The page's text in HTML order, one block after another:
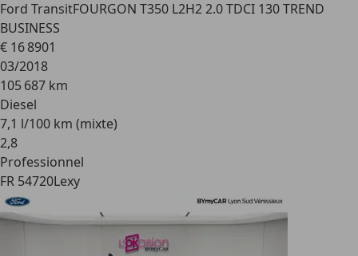
Ford TransitFOURGON T350 L2H2 2.0 TDCI 130 TREND
BUSINESS
€ 16 8901
03/2018
105 687 km
Diesel
7,1 l/100 km (mixte)
2,8
Professionnel
FR 54720Lexy